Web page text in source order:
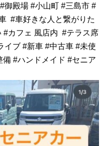
御殿場 #小山町 #三島市 #
#車好きな人と繋がりた
#カフェ 風店内 #テラス席
イブ #新車 #中古車 #未使
#ハンドメイド #セニア